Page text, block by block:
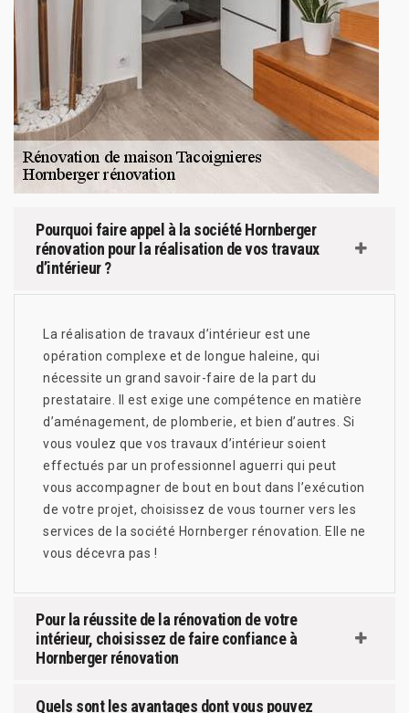
Pourquoi faire appel à la société Hornberger
rénovation pour la réalisation de vos travaux
d’intérieur ?
La réalisation de travaux d’intérieur est une
opération complexe et de longue haleine, qui
nécessite un grand savoir-faire de la part du
prestataire. Il est exige une compétence en matière
d’aménagement, de plomberie, et bien d’autres. Si
vous voulez que vos travaux d’intérieur soient
effectués par un professionnel aguerri qui peut
vous accompagner de bout en bout dans l’exécution
de votre projet, choisissez de vous tourner vers les
services de la société Hornberger rénovation. Elle ne
vous décevra pas !
Pour la réussite de la rénovation de votre
intérieur, choisissez de faire confiance à
Hornberger rénovation
Quels sont les avantages dont vous pouvez